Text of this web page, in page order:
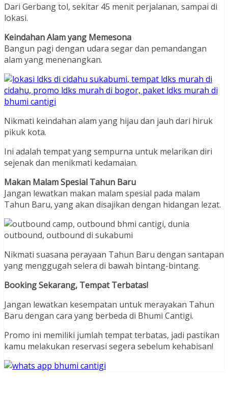
Dari Gerbang tol, sekitar 45 menit perjalanan, sampai di
lokasi.
Keindahan Alam yang Memesona
Bangun pagi dengan udara segar dan pemandangan
alam yang menenangkan.
Nikmati keindahan alam yang hijau dan jauh dari hiruk
pikuk kota.
Ini adalah tempat yang sempurna untuk melarikan diri
sejenak dan menikmati kedamaian.
Makan Malam Spesial Tahun Baru
Jangan lewatkan makan malam spesial pada malam
Tahun Baru, yang akan disajikan dengan hidangan lezat.
Nikmati suasana perayaan Tahun Baru dengan santapan
yang menggugah selera di bawah bintang-bintang.
Booking Sekarang, Tempat Terbatas!
Jangan lewatkan kesempatan untuk merayakan Tahun
Baru dengan cara yang berbeda di Bhumi Cantigi.
Promo ini memiliki jumlah tempat terbatas, jadi pastikan
kamu melakukan reservasi segera sebelum kehabisan!